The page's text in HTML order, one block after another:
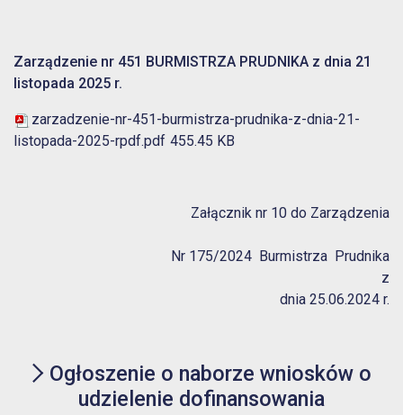
Zarządzenie nr 451 BURMISTRZA PRUDNIKA z dnia 21
listopada 2025 r.
zarzadzenie-nr-451-burmistrza-prudnika-z-dnia-21-
listopada-2025-rpdf.pdf 455.45 KB
Załącznik nr 10 do Zarządzenia
Nr 175/2024 Burmistrza Prudnika
z
dnia 25.06.2024 r.
Ogłoszenie o naborze wniosków o
udzielenie dofinansowania